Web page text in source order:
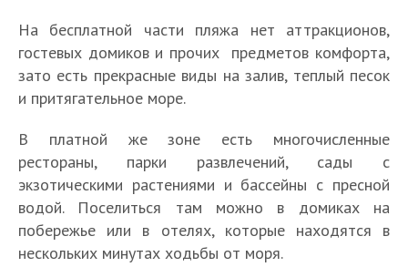
На бесплатной части пляжа нет аттракционов,
гостевых домиков и прочих предметов комфорта,
зато есть прекрасные виды на залив, теплый песок
и притягательное море.
В платной же зоне есть многочисленные
рестораны, парки развлечений, сады с
экзотическими растениями и бассейны с пресной
водой. Поселиться там можно в домиках на
побережье или в отелях, которые находятся в
нескольких минутах ходьбы от моря.